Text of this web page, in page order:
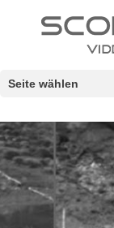
Seite wählen